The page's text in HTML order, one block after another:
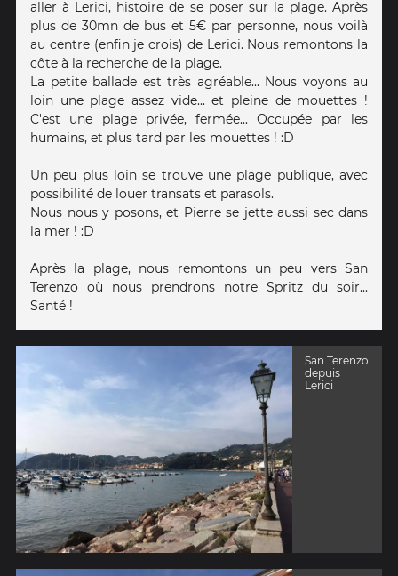
aller à Lerici, histoire de se poser sur la plage. Après
plus de 30mn de bus et 5€ par personne, nous voilà
au centre (enfin je crois) de Lerici. Nous remontons la
côte à la recherche de la plage.
La petite ballade est très agréable... Nous voyons au
loin une plage assez vide... et pleine de mouettes !
C'est une plage privée, fermée... Occupée par les
humains, et plus tard par les mouettes ! :D
Un peu plus loin se trouve une plage publique, avec
possibilité de louer transats et parasols.
Nous nous y posons, et Pierre se jette aussi sec dans
la mer ! :D
Après la plage, nous remontons un peu vers San
Terenzo où nous prendrons notre Spritz du soir...
Santé !
San Terenzo
depuis
Lerici